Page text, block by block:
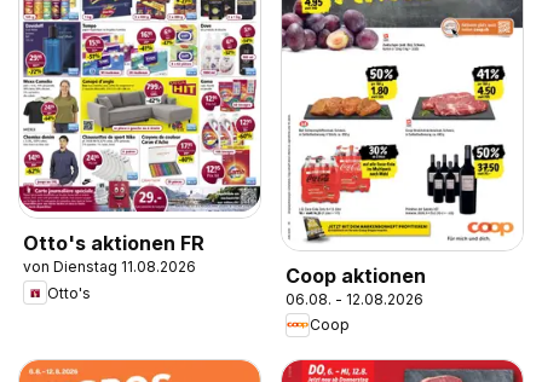
Otto's aktionen FR
von Dienstag 11.08.2026
Otto's
Coop aktionen
06.08. - 12.08.2026
Coop